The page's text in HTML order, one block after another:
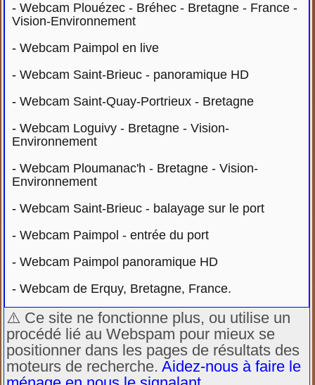
-Webcam Plouézec - Bréhec - Bretagne - France -
Vision-Environnement
-Webcam Paimpol en live
-Webcam Saint-Brieuc - panoramique HD
-Webcam Saint-Quay-Portrieux - Bretagne
-Webcam Loguivy - Bretagne - Vision-
Environnement
-Webcam Ploumanac'h - Bretagne - Vision-
Environnement
-Webcam Saint-Brieuc - balayage sur le port
-Webcam Paimpol - entrée du port
-Webcam Paimpol panoramique HD
-Webcam de Erquy, Bretagne, France.
⚠️ Ce site ne fonctionne plus, ou utilise un
procédé lié au Webspam pour mieux se
positionner dans les pages de résultats des
moteurs de recherche.Aidez-nous à faire le